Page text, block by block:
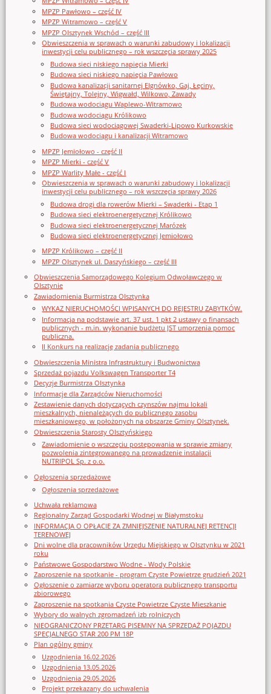
MPZP Pawłowo – część IV
MPZP Witramowo – część V
MPZP Olsztynek Wschód – część III
Obwieszczenia w sprawach o warunki zabudowy i lokalizacji
inwestycji celu publicznego – rok wszczęcia sprawy 2025
Budowa sieci niskiego napięcia Mierki
Budowa sieci niskiego napięcia Pawłowo
Budowa kanalizacji sanitarnej Elgnówko, Gaj, Łęciny,
Świętajny, Tolejny, Wigwałd, Wilkowo, Zawady
Budowa wodociągu Waplewo-Witramowo
Budowa wodociągu Królikowo
Budowa sieci wodociągowej Swaderki-Lipowo Kurkowskie
Budowa wodociągu i kanalizacji Witramowo
MPZP Jemiołowo - część II
MPZP Mierki - część V
MPZP Warlity Małe - część I
Obwieszczenia w sprawach o warunki zabudowy i lokalizacji
inwestycji celu publicznego – rok wszczęcia sprawy 2026
Budowa drogi dla rowerów Mierki – Swaderki - Etap 1
Budowa sieci elektroenergetycznej Królikowo
Budowa sieci elektroenergetycznej Marózek
Budowa sieci elektroenergetycznej Jemiołowo
MPZP Królikowo – część II
MPZP Olsztynek ul. Daszyńskiego – część III
Obwieszczenia Samorządowego Kolegium Odwoławczego w
Olsztynie
Zawiadomienia Burmistrza Olsztynka
WYKAZ NIERUCHOMOŚCI WPISANYCH DO REJESTRU ZABYTKÓW.
Informacja na podstawie art. 37 ust. 1 pkt 2 ustawy o finansach
publicznych - m.in. wykonanie budżetu JST umorzenia pomoc
publiczna.
II Konkurs na realizację zadania publicznego
Obwieszczenia Ministra Infrastruktury i Budwonictwa
Sprzedaż pojazdu Volkswagen Transporter T4
Decyzje Burmistrza Olsztynka
Informacje dla Zarządców Nieruchomości
Zestawienie danych dotyczących czynszów najmu lokali
mieszkalnych, nienależących do publicznego zasobu
mieszkaniowego, w położonych na obszarze Gminy Olsztynek.
Obwieszczenia Starosty Olsztyńskiego
Zawiadomienie o wszczęciu postępowania w sprawie zmiany
pozwolenia zintegrowanego na prowadzenie instalacji
NUTRIPOL Sp. z o.o.
Ogłoszenia sprzedażowe
Ogłoszenia sprzedażowe
Uchwała reklamowa
Regionalny Zarząd Gospodarki Wodnej w Białymstoku
INFORMACJA O OPŁACIE ZA ZMNIEJSZENIE NATURALNEJ RETENCJI
TERENOWEJ
Dni wolne dla pracowników Urzędu Miejskiego w Olsztynku w 2021
roku
Państwowe Gospodarstwo Wodne - Wody Polskie
Zaproszenie na spotkanie - program Czyste Powietrze grudzień 2021
Ogłoszenie o zamiarze wyboru operatora publicznego transportu
zbiorowego
Zaproszenie na spotkania Czyste Powietrze Czyste Mieszkanie
Wybory do walnych zgromadzeń izb rolniczych
NIEOGRANICZONY PRZETARG PISEMNY NA SPRZEDAŻ POJAZDU
SPECJALNEGO STAR 200 PM 18P
Plan ogólny gminy
Uzgodnienia 16.02.2026
Uzgodnienia 13.05.2026
Uzgodnienia 29.05.2026
Projekt przekazany do uchwalenia